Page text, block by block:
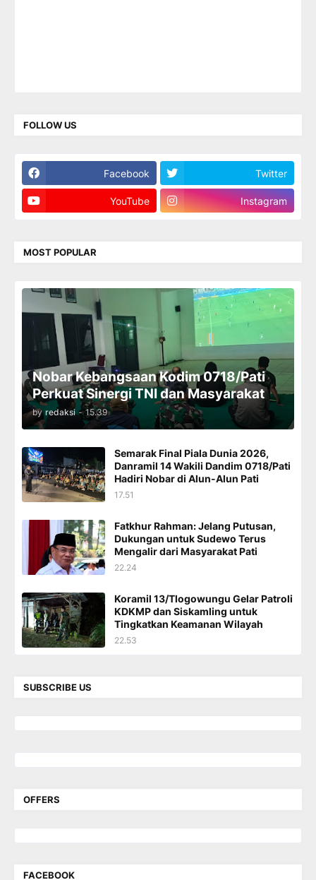
FOLLOW US
Facebook Twitter
YouTube Instagram
MOST POPULAR
Nobar Kebangsaan Kodim 0718/Pati
Perkuat Sinergi TNI dan Masyarakat
by redaksi - 15.39
Semarak Final Piala Dunia 2026,
Danramil 14 Wakili Dandim 0718/Pati
Hadiri Nobar di Alun-Alun Pati
17.51
Fatkhur Rahman: Jelang Putusan,
Dukungan untuk Sudewo Terus
Mengalir dari Masyarakat Pati
22.24
Koramil 13/Tlogowungu Gelar Patroli
KDKMP dan Siskamling untuk
Tingkatkan Keamanan Wilayah
22.53
SUBSCRIBE US
OFFERS
FACEBOOK